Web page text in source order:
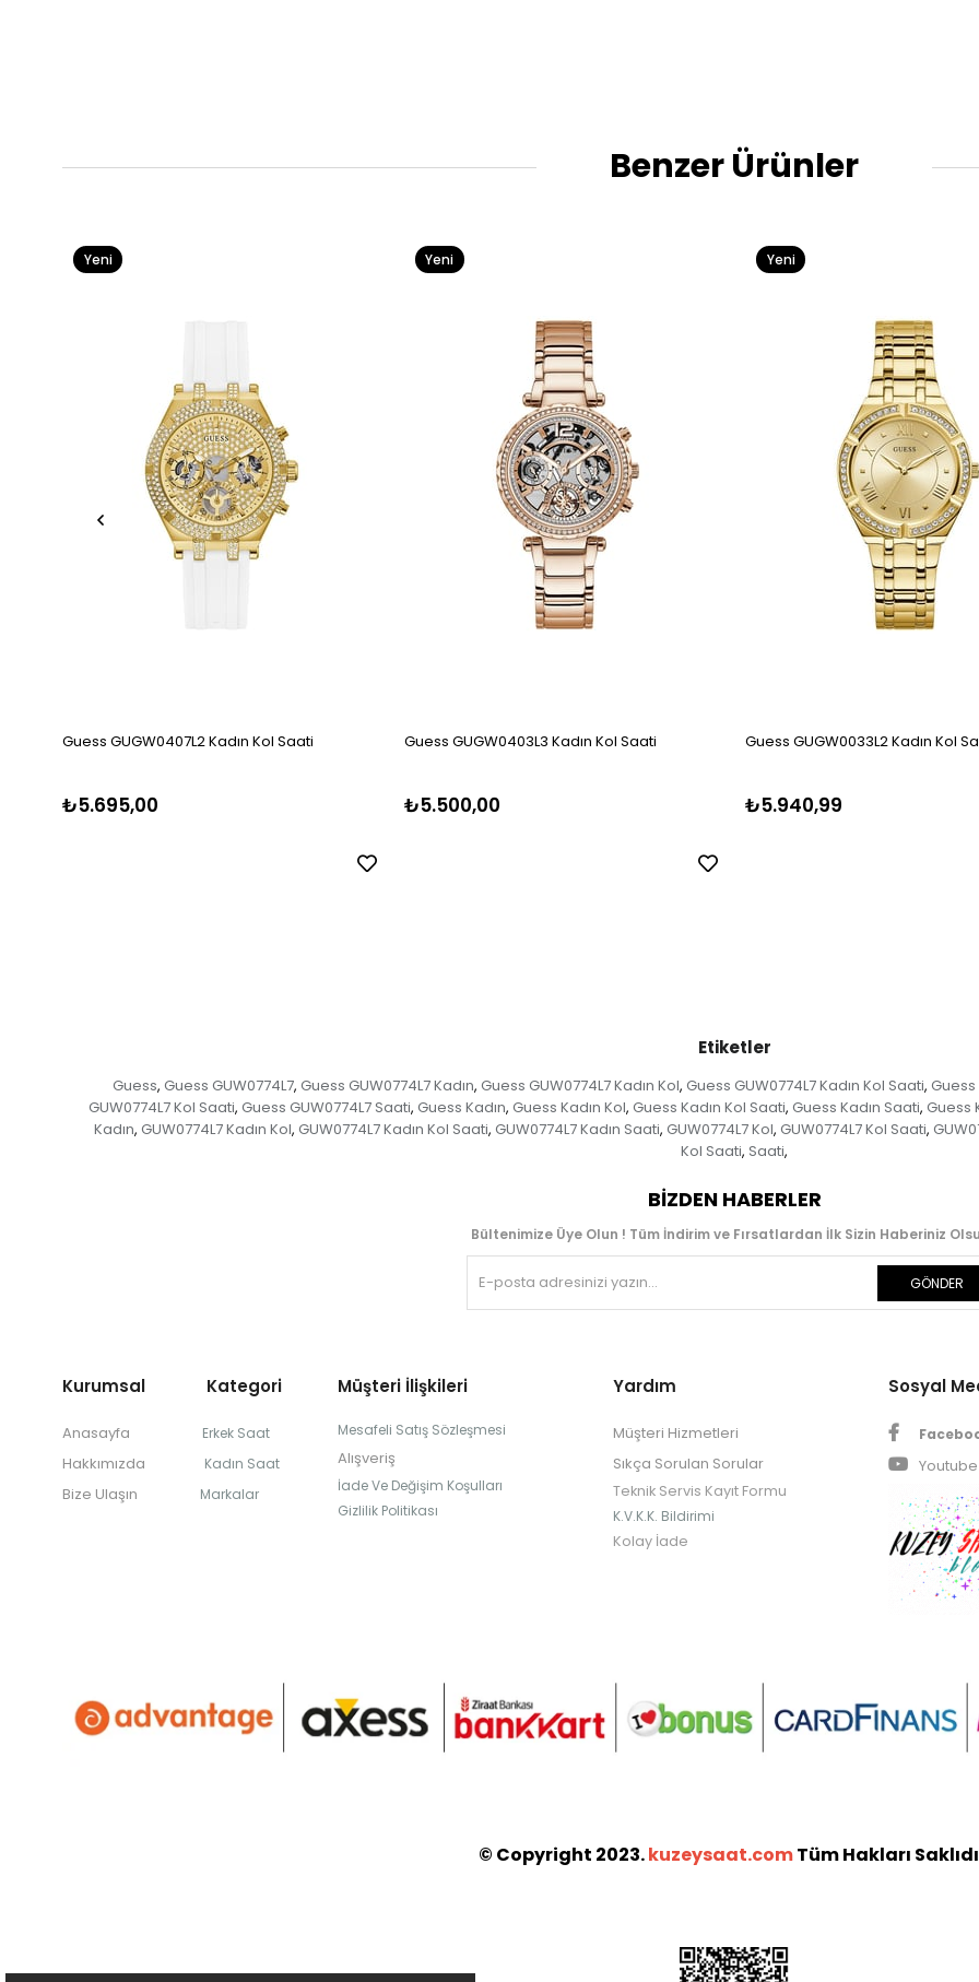
Benzer Ürünler
Guess GUGW0407L2 Kadın Kol Saati
₺5.695,00
Yeni
Guess GUGW0403L3 Kadın Kol Saati
₺5.500,00
Yeni
Guess GUGW0033L2 Kadın Kol
₺5.940,99
Yeni
Etiketler
Guess, Guess GUW0774L7, Guess GUW0774L7 Kadın, Guess GUW0774L7 Kadın Kol, Guess GUW0774L7 Kadın Kol Saati, Guess
GUW0774L7 Kol Saati, Guess GUW0774L7 Saati, Guess Kadın, Guess Kadın Kol, Guess Kadın Kol Saati, Guess Kadın Saati, Guess
Kadın, GUW0774L7 Kadın Kol, GUW0774L7 Kadın Kol Saati, GUW0774L7 Kadın Saati, GUW0774L7 Kol, GUW0774L7 Kol Saati,
Kol Saati, Saati,
BIZDEN HABERLER
Bültenimize Üye Olun ! Tüm İndirim ve Fırsatlardan İlk Sizin Haberiniz
GÖNDER
Kurumsal Kategori
Anasayfa Erkek Saat
Hakkımızda Kadın Saat
Bize Ulaşın Markalar
Müşteri İlişkileri
Mesafeli Satış Sözleşmesi
Alışveriş
İade Ve Değişim Koşulları
Gizlilik Politikası
Yardım
Müşteri Hizmetleri
Sıkça Sorulan Sorular
Teknik Servis Kayıt Formu
K.V.K.K. Bildirimi
Kolay İade
Sosyal
Youtube
© Copyright 2023.kuzeysaat.comTüm Hakları